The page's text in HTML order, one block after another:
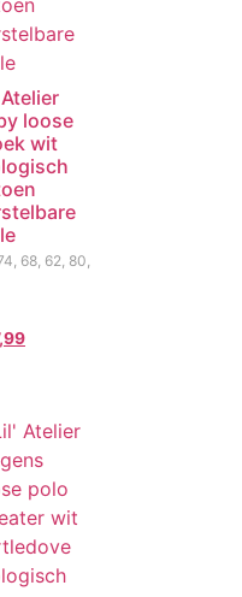
Atelier
loose
wit
68, 62, 80,